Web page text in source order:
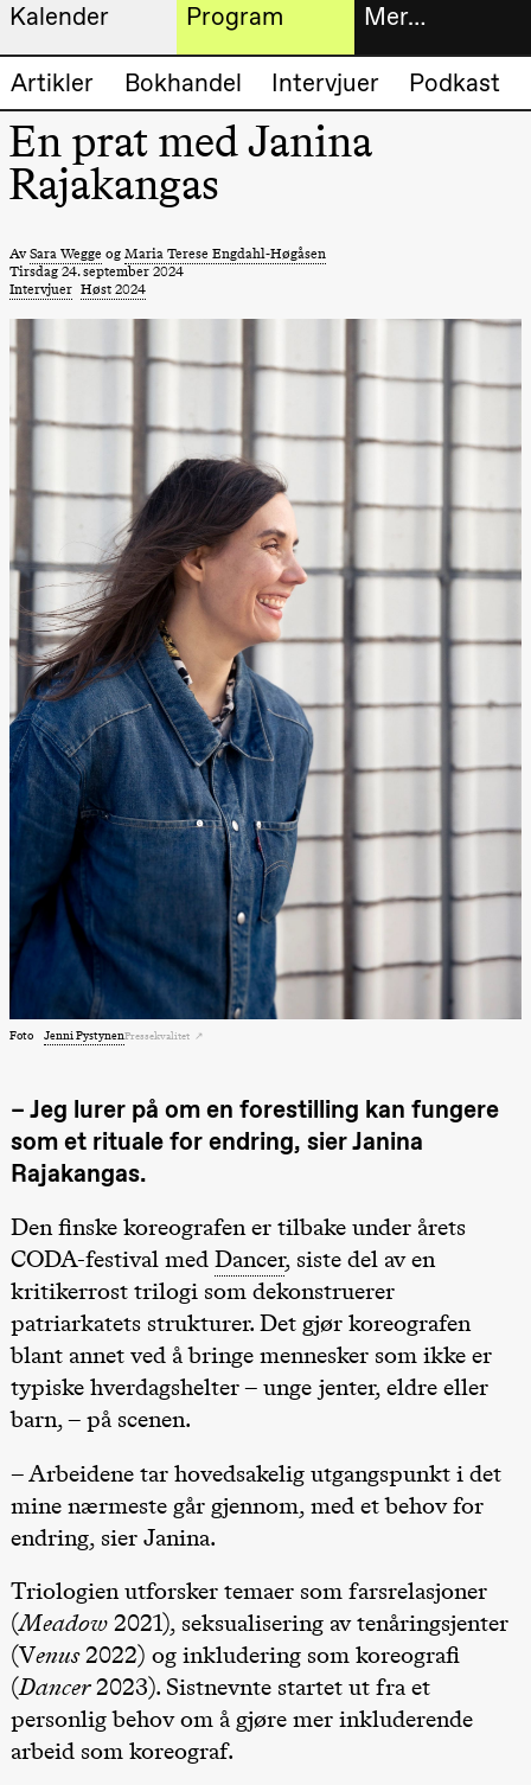
Mer…
Billetter
Arkivet
Kalender
Torsdag 20. august
Roll og
Mohamed
Mohamed
Male
(Black Box
teater)
Fredag 21. august
19.00
Pia Maria
Male
teater)
Lørdag 22. august
19.00
Pia Maria
Roll og
Mohamed
Mohamed
Male
Fantasies
Lille scene
(Black Box
teater)
Torsdag 27. august
19.00
Pia Maria
Mohamed
Male
Fantasies
Lille scene
(Black Box
teater)
Fredag 28. august
Mohamed
Male
Fantasies
Lille scene
(Black Box
21.00
Boglárka
Börcsök &
Bolm
SUBJOYRIDE
Store scene
(Black Box
teater)
Lørdag 29. august
Roll og
Mohamed
Fantasies
(Black Box
teater)
21.00
Boglárka
Börcsök &
Andreas
Bolm
SUBJOYRIDE
Store scene
(Black Box
teater)
Program
Kunstnerisk
program
20.–29. august 2026
❶ Premiere
Pia Maria Roll og Mohamed
28.–29.
Artikler Bokhandel Intervjuer Podkast
En prat med Janina
Rajakangas
AvSara Wegge ogMaria Terese Engdahl-Høgåsen
Tirsdag 24. september 2024
Intervjuer Høst 2024
Foto Jenni PystynenPressekvalitet
– Jeg lurer på om en forestilling kan fungere
som et rituale for endring, sier Janina
Rajakangas.
Den finske koreografen er tilbake under årets
CODA-festival medDancer, siste del av en
kritikerrost trilogi som dekonstruerer
patriarkatets strukturer. Det gjør koreografen
blant annet ved å bringe mennesker som ikke er
typiske hverdagshelter – unge jenter, eldre eller
barn, – på scenen.
– Arbeidene tar hovedsakelig utgangspunkt i det
mine nærmeste går gjennom, med et behov for
endring, sier Janina.
Triologien utforsker temaer som farsrelasjoner
(Meadow2021), seksualisering av tenåringsjenter
(Venus2022) og inkludering som koreografi
(Dancer2023). Sistnevnte startet ut fra et
personlig behov om å gjøre mer inkluderende
arbeid som koreograf.